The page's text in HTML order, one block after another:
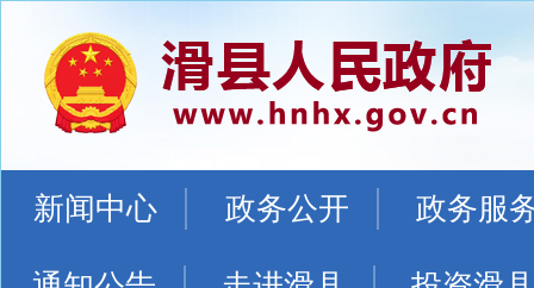
新闻中心 政务公开 政务服